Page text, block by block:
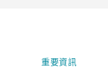
重要資訊